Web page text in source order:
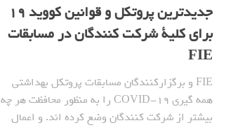
جدیدترین پروتکل و قوانین کووید 19
برای کلیة شرکت کنندگان در مسابقات
FIE
FIE و برگزارکنندگان مسابقات پروتکل بهداشتی
همه گیری COVID-19 را به منظور محافظت هر چه
بیشتر از شرکت کنندگان وضع کرده اند. و اعمال